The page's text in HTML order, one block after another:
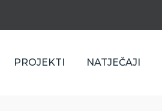
PROJEKTI NATJEČAJI